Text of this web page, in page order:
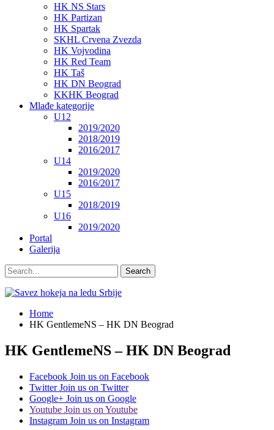
HK NS Stars
HK Partizan
HK Spartak
SKHL Crvena Zvezda
HK Vojvodina
HK Red Team
HK Taš
HK DN Beograd
KKHK Beograd
Mlađe kategorije
U12
2019/2020
2018/2019
2016/2017
U14
2019/2020
2016/2017
U15
2018/2019
U16
2019/2020
Portal
Galerija
Home
HK GentlemeNS – HK DN Beograd
HK GentlemeNS – HK DN Beograd
Facebook Join us on Facebook
Twitter Join us on Twitter
Google+ Join us on Google
Youtube Join us on Youtube
Instagram Join us on Instagram